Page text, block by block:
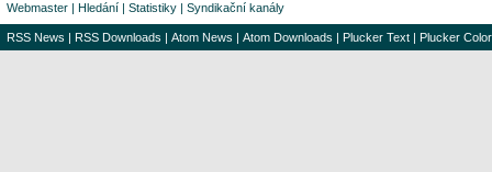
Webmaster | Hledání | Statistiky | Syndikační kanály
RSS News | RSS Downloads | Atom News | Atom Downloads | Plucker Text | Plucker Color